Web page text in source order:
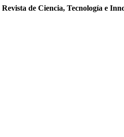
Revista de Ciencia, Tecnología e